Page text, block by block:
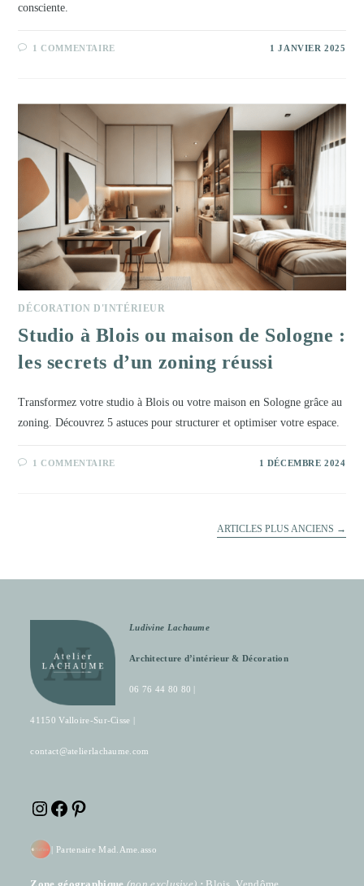
consciente.
1 COMMENTAIRE 1 JANVIER 2025
DÉCORATION D'INTÉRIEUR
Studio à Blois ou maison de Sologne :
les secrets d’un zoning réussi
Transformez votre studio à Blois ou votre maison en Sologne grâce au
zoning. Découvrez 5 astuces pour structurer et optimiser votre espace.
1 COMMENTAIRE 1 DÉCEMBRE 2024
ARTICLES PLUS ANCIENS →
Ludivine Lachaume
Architecture d’intérieur & Décoration
06 76 44 80 80 |
41150 Valloire-Sur-Cisse |
contact@atelierlachaume.com
InstagramFacebook
| Partenaire Mad.Ame.asso